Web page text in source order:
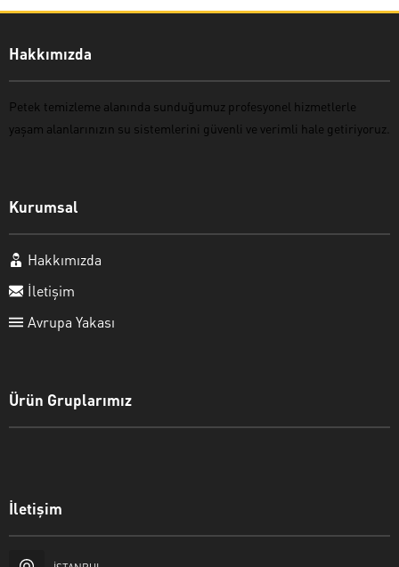
Hakkımızda
Petek temizleme alanında sunduğumuz profesyonel hizmetlerle
yaşam alanlarınızın su sistemlerini güvenli ve verimli hale getiriyoruz.
Kurumsal
Hakkımızda
İletişim
Avrupa Yakası
Ürün Gruplarımız
İletişim